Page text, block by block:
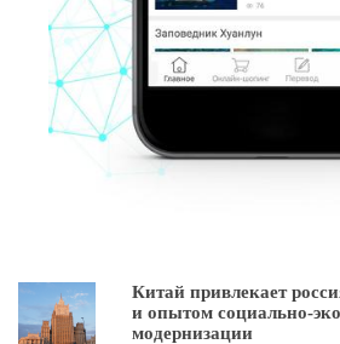
Китай привлекает
и опытом социально-
модернизации